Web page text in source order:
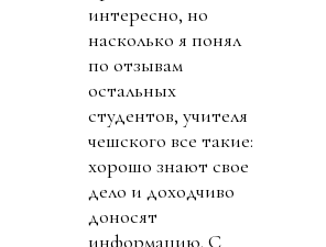
интересно, но
насколько я понял
по отзывам
остальных
студентов, учителя
чешского все такие:
хорошо знают свое
дело и доходчиво
доносят
информацию. С